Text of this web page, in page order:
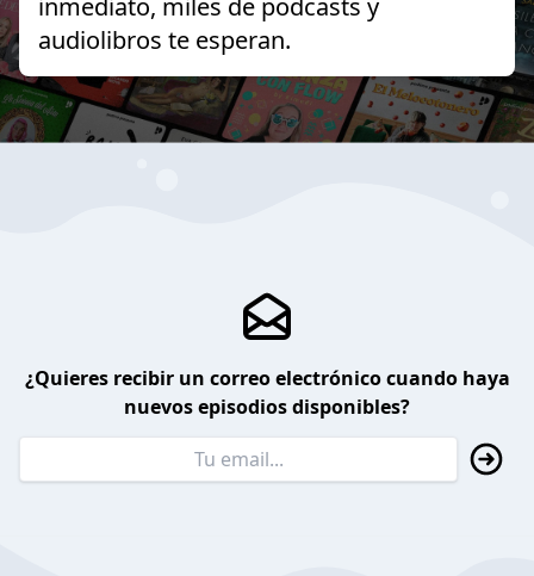
audiolibros te esperan.
¿Quieres recibir un correo electrónico cuando haya
nuevos episodios disponibles?